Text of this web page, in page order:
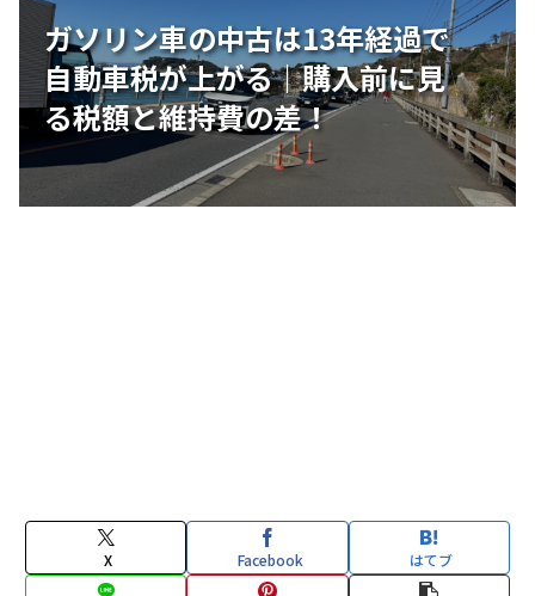
ガソリン車の中古は13年経過で
自動車税が上がる｜購入前に見
る税額と維持費の差！
X Facebook はてブ